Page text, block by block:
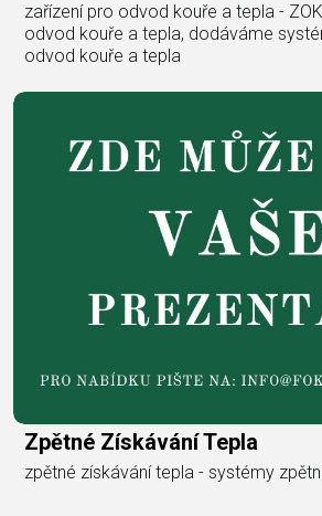
zařízení pro odvod kouře a tepla -
odvod kouře a tepla, dodáváme
odvod kouře a tepla
Zpětné Získávání Tepla
zpětné získávání tepla - systémy